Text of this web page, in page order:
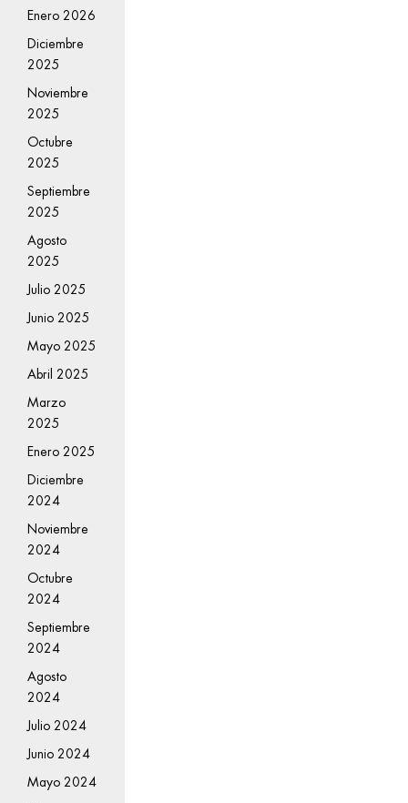
Enero 2026
Diciembre
2025
Noviembre
2025
Octubre
2025
Septiembre
2025
Agosto
2025
Julio 2025
Junio 2025
Mayo 2025
Abril 2025
Marzo
2025
Enero 2025
Diciembre
2024
Noviembre
2024
Octubre
2024
Septiembre
2024
Agosto
2024
Julio 2024
Junio 2024
Mayo 2024